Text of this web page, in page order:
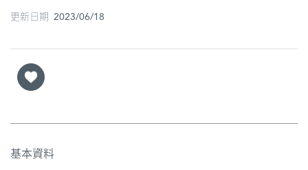
寺
街
更新日期 2023/06/18
基本資料